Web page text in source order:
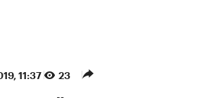
11:37 23